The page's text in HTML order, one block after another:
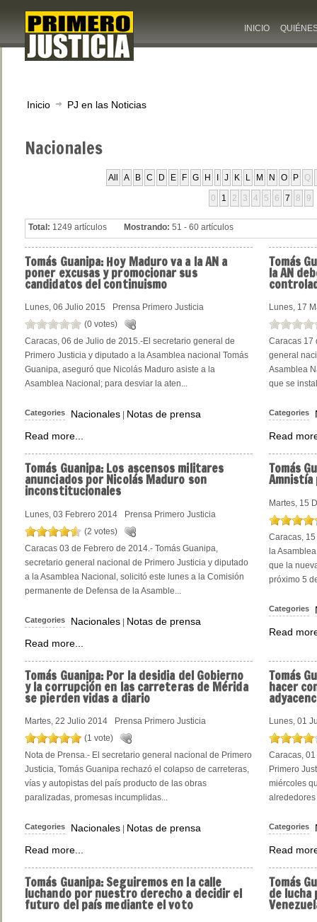
INICIO
Inicio PJ en las Noticias
Nacionales
All A B C D E F G H J K L M N O P Q
0 1 2 3 4 5 6 7 8 9
Total: 1249 artículos Mostrando: 51 - 60 artículos
Tomás Guanipa: Hoy Maduro va a la AN a
poner excusas y promocionar sus
candidatos del continuismo
Lunes, 06 Julio 2015
Prensa Primero Justicia
(0 votes)
Caracas, 06 de Julio de 2015.-El secretario general de
Primero Justicia y diputado a la Asamblea nacional Tomás
Guanipa, aseguró que Nicolás Maduro asiste a la
Asamblea Nacional; para desviar la aten...
Categories Nacionales
Notas de prensa
Read more...
Tomás
la AN
Lunes, 17
Caracas 17
general
Asamblea
que se
Categories
Read
Tomás Guanipa: Los ascensos militares
anunciados por Nicolás Maduro son
inconstitucionales
Lunes, 03 Febrero 2014
Prensa Primero Justicia
(2 votes)
Caracas 03 de Febrero de 2014.- Tomás Guanipa,
secretario general nacional de Primero Justicia y diputado
a la Asamblea Nacional, solicitó este lunes a la Comisión
permanente de Defensa de la Asamble...
Categories Nacionales | Notas de prensa
Read more...
Tomás
Amnistía
Martes, 15
Caracas,
la
que la
próximo 5
Categories
Read
Tomás Guanipa: Por la desidia del Gobierno
y la corrupción en las carreteras de Mérida
se pierden vidas a diario
Martes, 22 Julio 2014
Prensa Primero Justicia
(1 vote)
Nota de Prensa.- El secretario general nacional de Primero
Justicia, Tomás Guanipa rechazó el colapso de carreteras,
vías y autopistas del país producto de las obras
paralizadas, promesas incumplidas...
Categories Nacionales
Notas de prensa
Read more...
Tomás
hacer
Lunes, 01
Caracas,
Primero
miércoles
Categories
Read
Tomás Guanipa: Seguiremos en la calle
luchando por nuestro derecho a decidir el
futuro del país mediante el voto
Tomás
de lucha